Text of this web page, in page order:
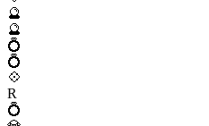
🔮
🔮
💍
💍
💠
R
💍